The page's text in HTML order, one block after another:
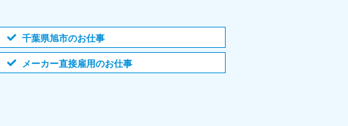
千葉県旭市のお仕事
メーカー直接雇用のお仕事